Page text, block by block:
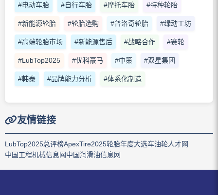
#电动车胎 #自行车胎 #摩托车胎 #特种轮胎
#新能源轮胎 #轮胎选购 #普洛奇轮胎 #绿动工坊
#高端轮胎市场 #新能源售后 #战略合作 #赛轮
#LubTop2025 #优科豪马 #中策 #双星集团
#韩泰 #品牌能力分析 #体系化制造
友情链接
LubTop2025总评榜ApexTire2025轮胎年度大选车油轮人才网
中国工程机械信息网中国润滑油信息网